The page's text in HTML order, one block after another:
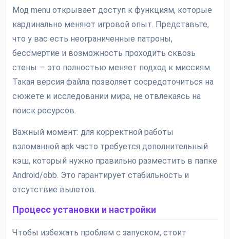
Мод menu открывает доступ к функциям, которые
кардинально меняют игровой опыт. Представьте,
что у вас есть неограниченные патроны,
бессмертие и возможность проходить сквозь
стены — это полностью меняет подход к миссиям.
Такая версия файла позволяет сосредоточиться на
сюжете и исследовании мира, не отвлекаясь на
поиск ресурсов.
Важный момент: для корректной работы
взломанной apk часто требуется дополнительный
кэш, который нужно правильно разместить в папке
Android/obb. Это гарантирует стабильность и
отсутствие вылетов.
Процесс установки и настройки
Чтобы избежать проблем с запуском, стоит